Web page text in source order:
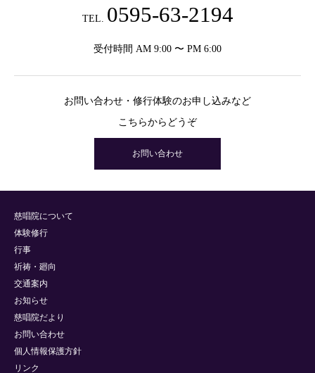
TEL. 0595-63-2194
受付時間 AM 9:00 〜 PM 6:00
お問い合わせ・修行体験のお申し込みなど
こちらからどうぞ
お問い合わせ
慈唱院について
体験修行
行事
祈祷・廻向
交通案内
お知らせ
慈唱院だより
お問い合わせ
個人情報保護方針
リンク